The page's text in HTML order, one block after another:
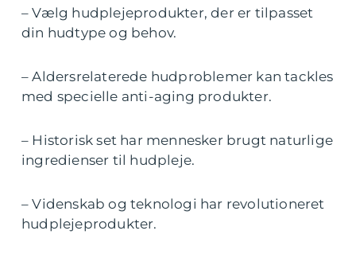
– Vælg hudplejeprodukter, der er tilpasset
din hudtype og behov.
– Aldersrelaterede hudproblemer kan tackles
med specielle anti-aging produkter.
– Historisk set har mennesker brugt naturlige
ingredienser til hudpleje.
– Videnskab og teknologi har revolutioneret
hudplejeprodukter.